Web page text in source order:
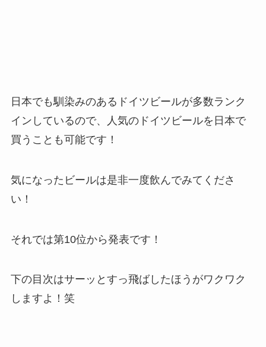
日本でも馴染みのあるドイツビールが多数ランク
インしているので、人気のドイツビールを日本で
買うことも可能です！
気になったビールは是非一度飲んでみてくださ
い！
それでは第10位から発表です！
下の目次はサーッとすっ飛ばしたほうがワクワク
しますよ！笑